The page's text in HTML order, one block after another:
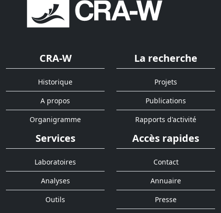
CRA-W
Historique
A propos
Organigramme
La recherche
Projets
Publications
Rapports d'activité
Services
Laboratoires
Analyses
Outils
Accès rapides
Contact
Annuaire
Presse